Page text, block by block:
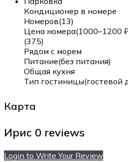
Кондиционер в номере
Номеров(13)
Цена номера(1000–1200
(375)
Рядом с морем
Питание(без питания)
Общая кухня
Тип гостиницы(гостевой
Карта
Ирис 0 reviews
Login to Write Your Review